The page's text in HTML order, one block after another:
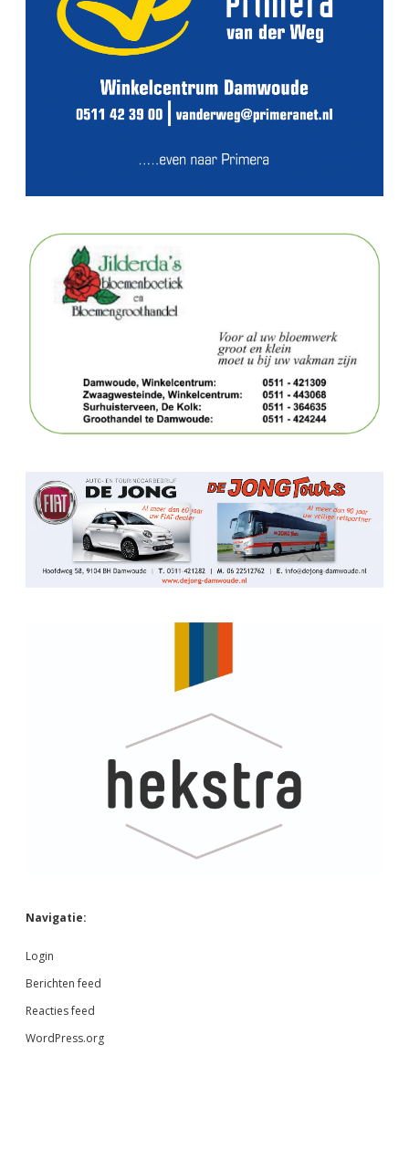
Navigatie:
Login
Berichten feed
Reacties feed
WordPress.org